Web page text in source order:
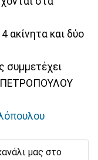
ακίνητα και δύο
συμμετέχει
ΠΕΤΡΟΠΟΥΛΟΥ
μας στο